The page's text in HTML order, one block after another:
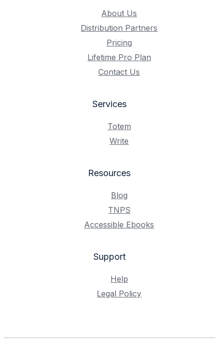
About Us
Distribution Partners
Pricing
Lifetime Pro Plan
Contact Us
Services
Totem
Write
Resources
Blog
TNPS
Accessible Ebooks
Support
Help
Legal Policy